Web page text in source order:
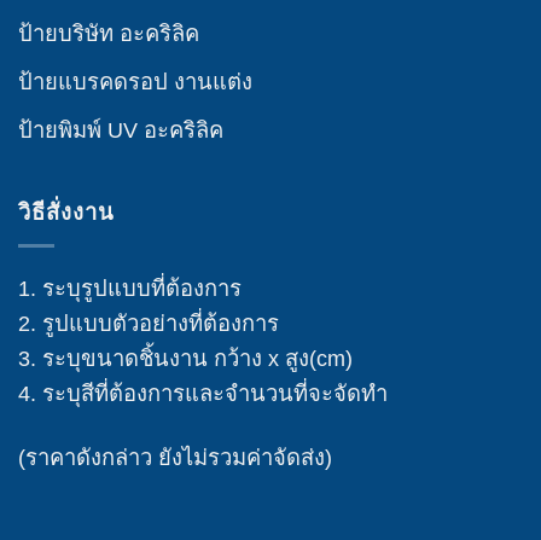
ป้ายบริษัท อะคริลิค
ป้ายแบรคดรอป งานแต่ง
ป้ายพิมพ์ UV อะคริลิค
วิธีสั่งงาน
1. ระบุรูปแบบที่ต้องการ
2. รูปแบบตัวอย่างที่ต้องการ
3. ระบุขนาดชิ้นงาน กว้าง x สูง(cm)
4. ระบุสีที่ต้องการและจำนวนที่จะจัดทำ
(ราคาดังกล่าว ยังไม่รวมค่าจัดส่ง)